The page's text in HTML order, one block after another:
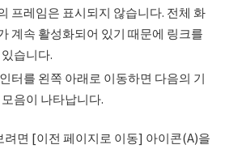
프레임은 표시되지 않습니다. 전체 화
계속 활성화되어 있기 때문에 링크를
습니다.
터를 왼쪽 아래로 이동하면 다음의 기
음이 나타납니다.
려면 [이전 페이지로 이동] 아이콘(A)을